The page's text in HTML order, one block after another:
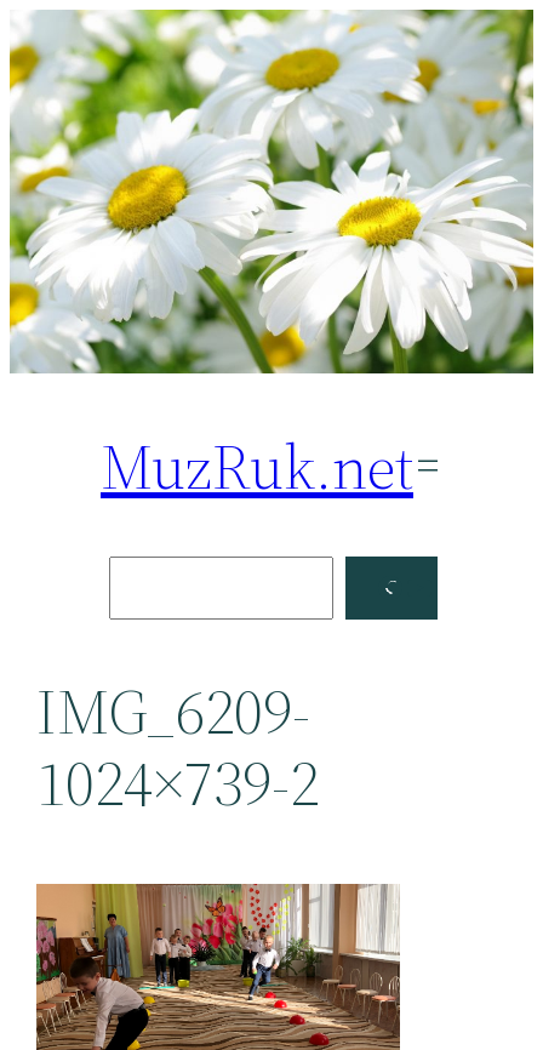
Перейти
к
содержимому
MuzRuk.net
Facebook
IMG_6209-
1024×739-2